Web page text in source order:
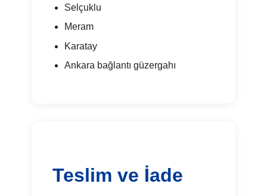
Selçuklu
Meram
Karatay
Ankara bağlantı güzergahı
Teslim ve İade